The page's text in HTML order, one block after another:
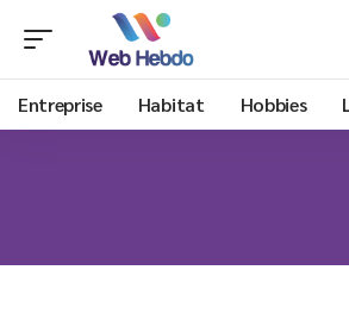
Entreprise Habitat Hobbies